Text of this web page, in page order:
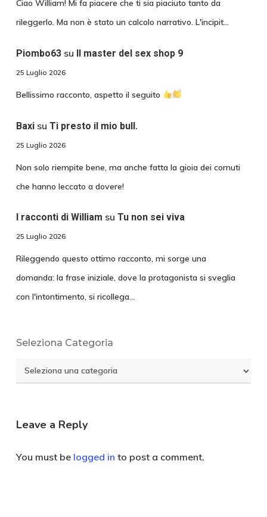
Ciao William! Mi fa piacere che ti sia piaciuto tanto da
rileggerlo. Ma non è stato un calcolo narrativo. L'incipit…
Piombo63su Il master del sex shop 9
25 Luglio 2026
Bellissimo racconto, aspetto il seguito
Baxisu Ti presto il mio bull.
25 Luglio 2026
Non solo riempite bene, ma anche fatta la gioia dei cornuti
che hanno leccato a dovere!
I racconti di William su Tu non sei viva
25 Luglio 2026
Rileggendo questo ottimo racconto, mi sorge una
domanda: la frase iniziale, dove la protagonista si sveglia
con l'intontimento, si ricollega…
Seleziona Categoria
Seleziona
Categoria
Leave a Reply
You must be logged in to post a comment.